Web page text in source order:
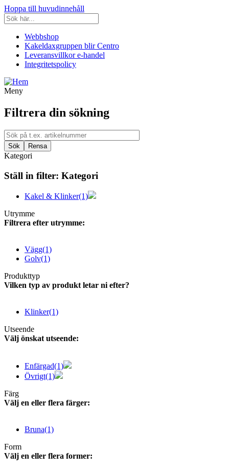
Hoppa till huvudinnehåll
Webbshop
Kakeldaxgruppen blir Centro
Leveransvillkor e-handel
Integritetspolicy
Meny
Filtrera din sökning
Kategori
Ställ in filter: Kategori
Kakel & Klinker(1)
Utrymme
Filtrera efter utrymme:
Vägg(1)
Golv(1)
Produkttyp
Vilken typ av produkt letar ni efter?
Klinker(1)
Utseende
Välj önskat utseende:
Enfärgad(1)
Övrigt(1)
Färg
Välj en eller flera färger:
Bruna(1)
Form
Välj en eller flera former: